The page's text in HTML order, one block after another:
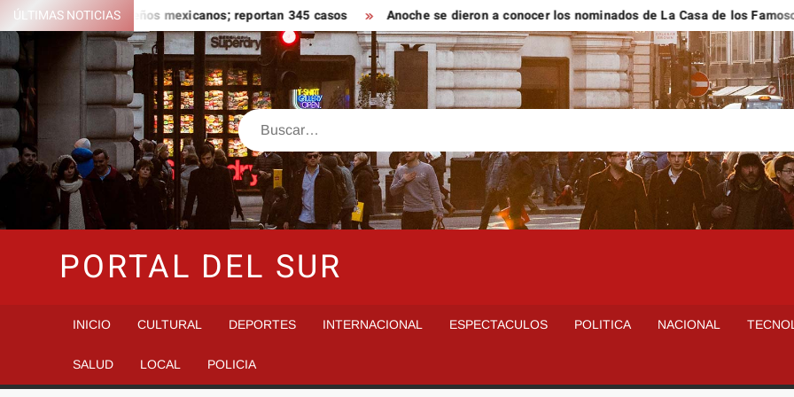
Saltar
al
contenido
ÚLTIMAS NOTICIAS
ligado a jalapeños mexicanos; reportan 345 casos Anoche se dieron a conocer los nominados de La Casa de los Famosos
Buscar
PORTAL DEL SUR
INICIO CULTURAL DEPORTES INTERNACIONAL ESPECTACULOS POLITICA NACIONAL
SALUD LOCAL POLICIA